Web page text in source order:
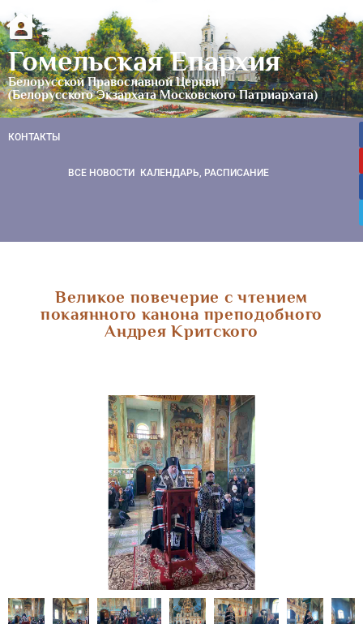
Гомельская Епархия
Белорусской Православной Церкви
(Белорусского Экзархата Московского Патриархата)
КОНТАКТЫ
ВСЕ НОВОСТИ КАЛЕНДАРЬ, РАСПИСАНИЕ
Великое повечерие с чтением
покаянного канона преподобного
Андрея Критского